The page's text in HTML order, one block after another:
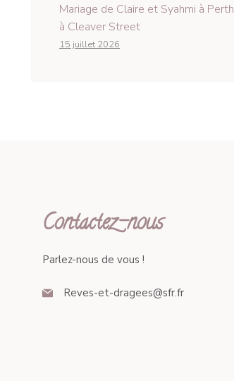
Mariage de Claire et Syahmi à Perth
à Cleaver Street
15 juillet 2026
Contactez-nous
Parlez-nous de vous !
Reves-et-dragees@sfr.fr